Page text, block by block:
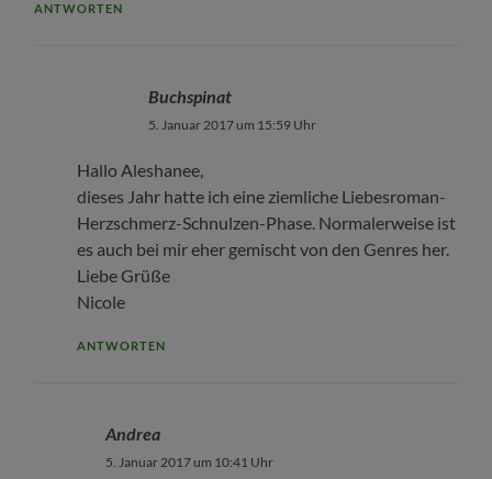
ANTWORTEN
Buchspinat
5. Januar 2017 um 15:59 Uhr
Hallo Aleshanee,
dieses Jahr hatte ich eine ziemliche Liebesroman-
Herzschmerz-Schnulzen-Phase. Normalerweise ist
es auch bei mir eher gemischt von den Genres her.
Liebe Grüße
Nicole
ANTWORTEN
Andrea
5. Januar 2017 um 10:41 Uhr